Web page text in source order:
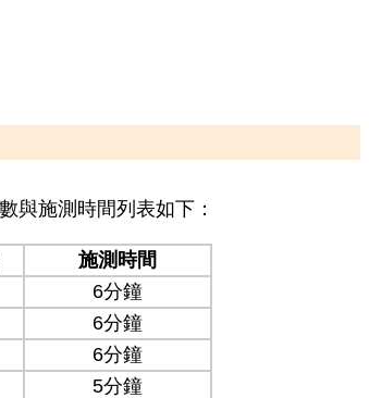
與施測時間列表如下：
施測時間
6分鐘
6分鐘
6分鐘
5分鐘